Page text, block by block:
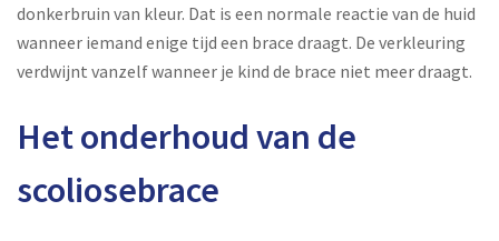
donkerbruin van kleur. Dat is een normale reactie van de huid
wanneer iemand enige tijd een brace draagt. De verkleuring
verdwijnt vanzelf wanneer je kind de brace niet meer draagt.
Het onderhoud van de
scoliosebrace